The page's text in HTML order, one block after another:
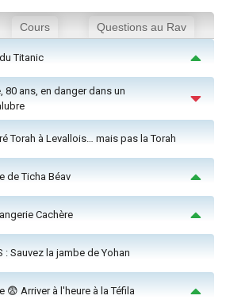
Cours Questions au Rav
Titanic
80 ans, en danger dans un
Torah à Levallois… mais pas la Torah
de Ticha Béav
Cachère
: Sauvez la jambe de Yohan
😨 Arriver à l'heure à la Téfila